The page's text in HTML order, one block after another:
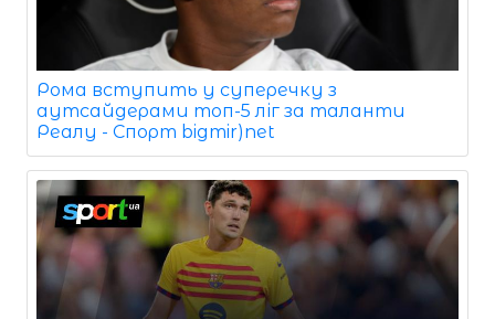
Рома вступить у суперечку з
аутсайдерами топ-5 ліг за таланти
Реалу - Спорт bigmir)net